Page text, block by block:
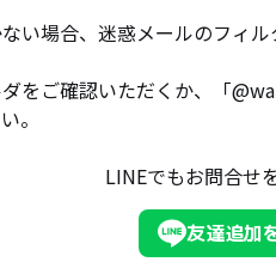
い場合、迷惑メールのフィ
をご確認いただくか、「
。
LINEでもお問合せ
友達追加